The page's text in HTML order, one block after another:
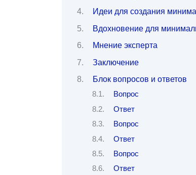
Идеи для создания
Вдохновение для
Мнение эксперта
Заключение
Блок вопросов и ответов
Вопрос
Ответ
Вопрос
Ответ
Вопрос
Ответ